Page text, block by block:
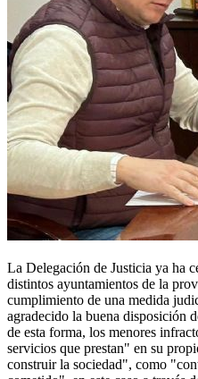
La Delegación de Justicia ya ha
distintos ayuntamientos de la
cumplimiento de una medida
agradecido la buena disposición
de esta forma, los menores
servicios que prestan" en su
construir la sociedad", como